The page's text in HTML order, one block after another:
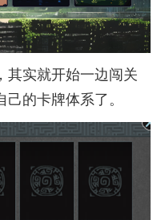
其实就开始一边闯关
的卡牌体系了。